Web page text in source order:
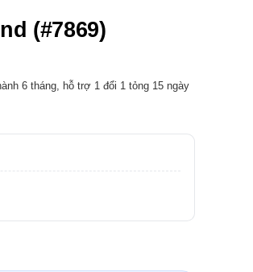
(#7869)
6 tháng, hỗ trợ 1 đổi 1 tỏng 15 ngày